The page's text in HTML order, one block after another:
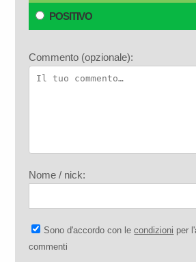
POSITIVO
Commento (opzionale):
Nome / nick:
Sono d'accordo con lecondizioni per
commenti